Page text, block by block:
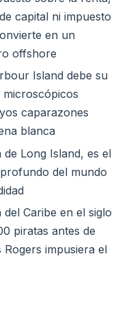
capital ni impuesto
en un
offshore
Island debe su
caparazones
blanca
de Long Island, es el
del mundo
Caribe en el siglo
piratas antes de
impusiera el